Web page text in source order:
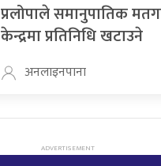
प्रलोपाले समानुपातिक
केन्द्रमा प्रतिनिधि खटाउने
अनलाइनपाना